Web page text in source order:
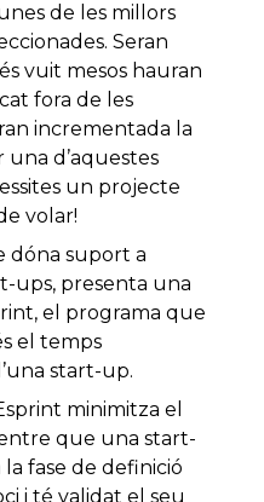
de les millors
Seran
vuit mesos hauran
fora de les
incrementada la
una d’aquestes
un projecte
volar!
dóna suport a
ups, presenta una
el programa que
el temps
start-up.
minimitza el
que una start-
fase de definició
i té validat el seu